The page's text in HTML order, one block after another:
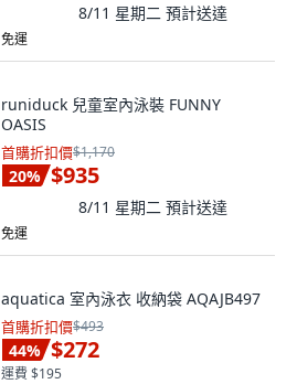
8/11 星期二 預計送達
免運
runiduck 兒童室內泳裝 FUNNY
OASIS
首購折扣價$1,170
20% $935
8/11 星期二 預計送達
免運
aquatica 室內泳衣 收納袋 AQAJB497
首購折扣價$493
44% $272
運費 $195